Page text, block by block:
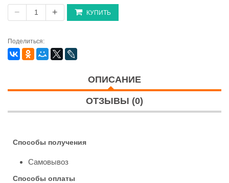
− + КУПИТЬ
Поделиться:
ОПИСАНИЕ
ОТЗЫВЫ (0)
Способы получения
Самовывоз
Способы оплаты